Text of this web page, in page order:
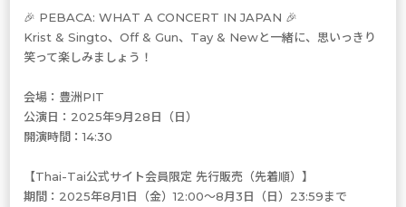
🎉 PEBACA: WHAT A CONCERT IN JAPAN 🎉
Krist & Singto、Off & Gun、Tay & Newと一緒に、思いっきり
笑って楽しみましょう！
会場：豊洲PIT
公演日：2025年9月28日（日）
開演時間：14:30
【Thai-Tai公式サイト会員限定 先行販売（先着順）】
期間：2025年8月1日（金）12:00～8月3日（日）23:59まで